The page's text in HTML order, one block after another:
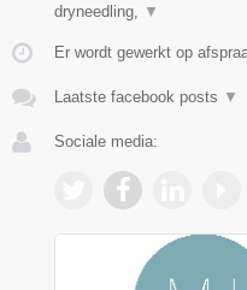
dryneedling,
▼
Er wordt gewerkt op
Laatste facebook posts ▼
Sociale media: